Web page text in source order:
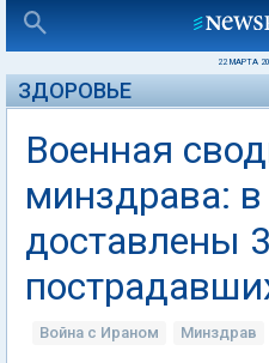
22 МАРТА
ЗДОРОВЬЕ
Военная
минздрава:
доставлены
Война с Ираном Минздрав